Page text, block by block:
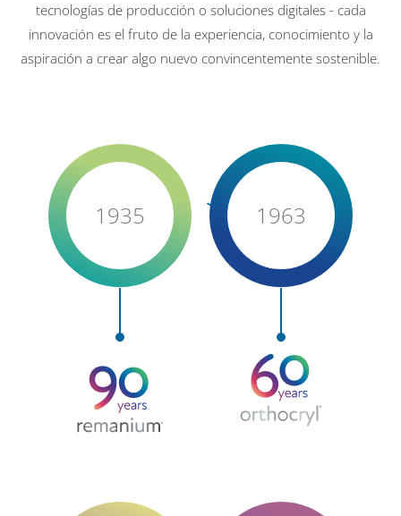
tecnologías de producción o soluciones digitales - cada
innovación es el fruto de la experiencia, conocimiento y la
aspiración a crear algo nuevo convincentemente sostenible.
1935 1963